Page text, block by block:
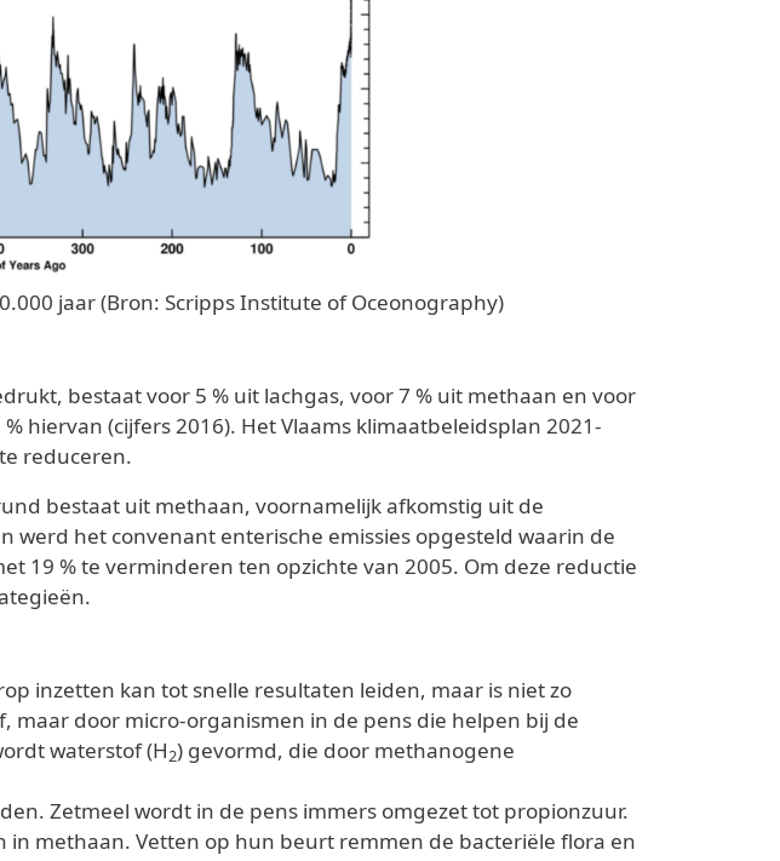
jaar (Bron: Scripps Institute of Oceonography)
bestaat voor 5 % uit lachgas, voor 7 % uit methaan en voor
hiervan (cijfers 2016). Het Vlaams klimaatbeleidsplan 2021-
reduceren.
bestaat uit methaan, voornamelijk afkomstig uit de
het convenant enterische emissies opgesteld waarin de
19 % te verminderen ten opzichte van 2005. Om deze reductie
inzetten kan tot snelle resultaten leiden, maar is niet zo
door micro-organismen in de pens die helpen bij de
waterstof (H2) gevormd, die door methanogene
Zetmeel wordt in de pens immers omgezet tot propionzuur.
in methaan. Vetten op hun beurt remmen de bacteriële flora en